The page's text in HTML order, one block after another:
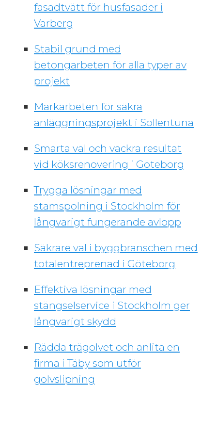
fasadtvätt för husfasader i
Varberg
Stabil grund med
betongarbeten för alla typer av
projekt
Markarbeten för säkra
anläggningsprojekt i Sollentuna
Smarta val och vackra resultat
vid köksrenovering i Göteborg
Trygga lösningar med
stamspolning i Stockholm för
långvarigt fungerande avlopp
Säkrare val i byggbranschen med
totalentreprenad i Göteborg
Effektiva lösningar med
stängselservice i Stockholm ger
långvarigt skydd
Rädda trägolvet och anlita en
firma i Täby som utför
golvslipning